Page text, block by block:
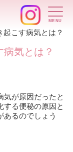
起こす病気とは？
気とは？
気が原因だったと
する便秘の原因と
あるのでしょう